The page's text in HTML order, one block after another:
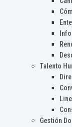
Talento
Gestión